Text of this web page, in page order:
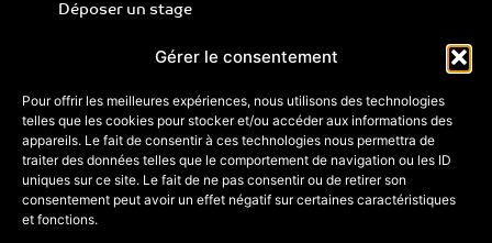
Gérer le consentement
Pour offrir les meilleures expériences, nous utilisons des technologies
telles que les cookies pour stocker et/ou accéder aux informations des
appareils. Le fait de consentir à ces technologies nous permettra de
traiter des données telles que le comportement de navigation ou les ID
uniques sur ce site. Le fait de ne pas consentir ou de retirer son
consentement peut avoir un effet négatif sur certaines caractéristiques
et fonctions.
Déposer un stage
Notre concept
CONTACT
+33 (0)6 74 89 64 59
monstagededanse@gmail.com